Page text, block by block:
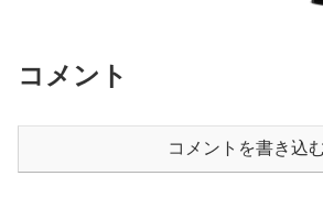
コメント
コメントを書き込